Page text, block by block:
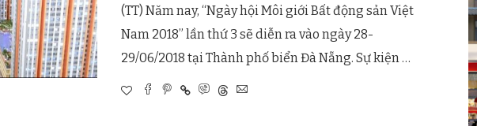
(TT) Năm nay, “Ngày hội Môi giới Bất động sản Việt
Nam 2018” lần thứ 3 sẽ diễn ra vào ngày 28-
29/06/2018 tại Thành phố biển Đà Nẵng. Sự kiện …